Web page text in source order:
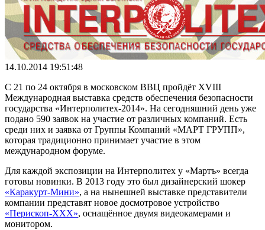
14.10.2014 19:51:48
С 21 по 24 октября в московском ВВЦ пройдёт XVIII
Международная выставка средств обеспечения безопасности
государства «Интерполитех-2014». На сегодняшний день уже
подано 590 заявок на участие от различных компаний. Есть
среди них и заявка от Группы Компаний «МАРТ ГРУПП»,
которая традиционно принимает участие в этом
международном форуме.
Для каждой экспозиции на Интерполитех у «Мартъ» всегда
готовы новинки. В 2013 году это был дизайнерский шокер
«Каракурт-Мини», а на нынешней выставке представители
компании представят новое досмотровое устройство
«Перископ-ХХХ», оснащённое двумя видеокамерами и
монитором.